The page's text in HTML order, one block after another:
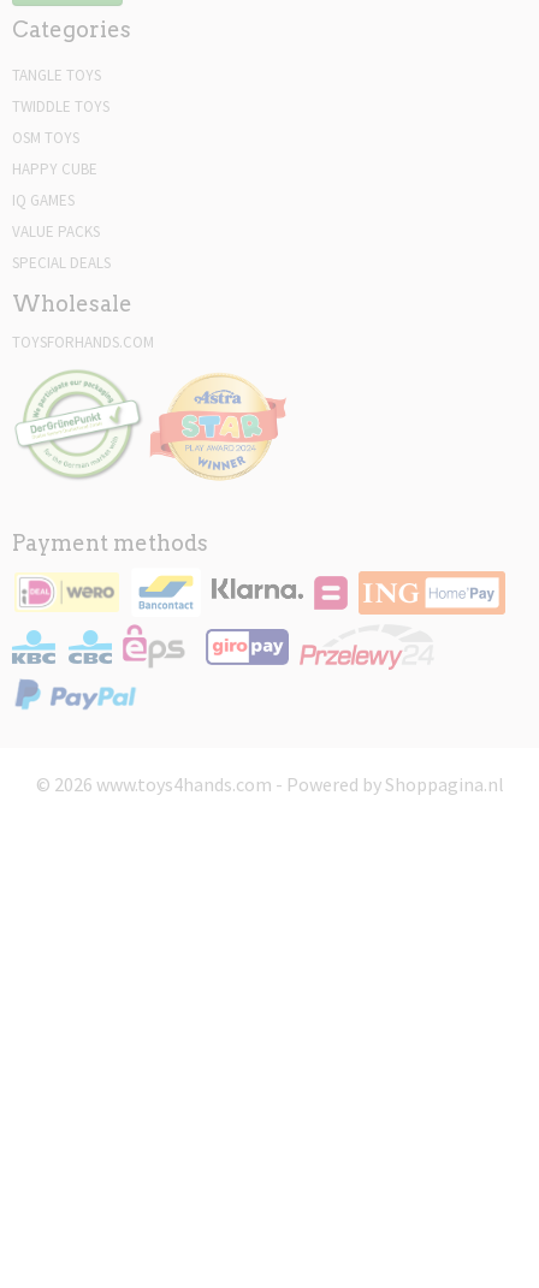
Categories
TANGLE TOYS
TWIDDLE TOYS
OSM TOYS
HAPPY CUBE
IQ GAMES
VALUE PACKS
SPECIAL DEALS
Wholesale
TOYSFORHANDS.COM
Payment methods
© 2026 www.toys4hands.com - Powered by Shoppagina.nl